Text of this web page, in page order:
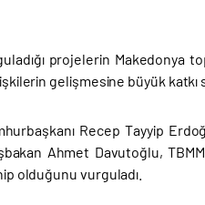
projelerin Makedonya
gelişmesine büyük katkı
Recep Tayyip
Ahmet Davutoğlu,
olduğunu vurguladı.